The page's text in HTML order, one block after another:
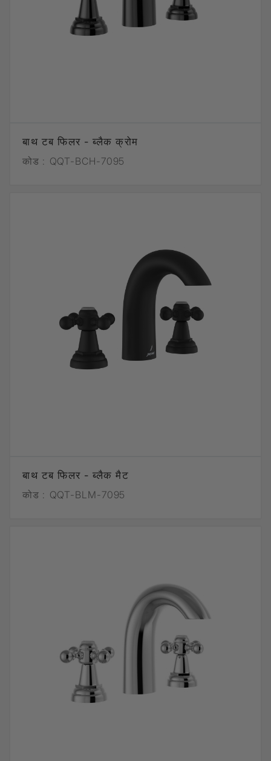
बाथ टब फिलर - ब्लैक क्रोम
कोड : QQT-BCH-7095
बाथ टब फिलर - ब्लैक मैट
कोड : QQT-BLM-7095